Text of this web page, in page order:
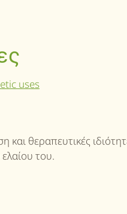
θεραπευτικές
του.